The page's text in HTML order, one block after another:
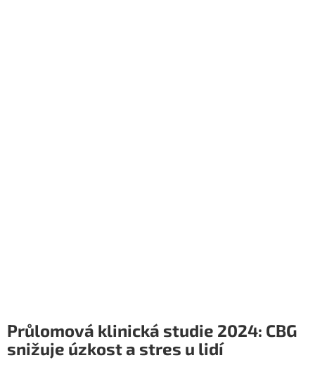
Průlomová klinická studie 2024: CBG
snižuje úzkost a stres u lidí